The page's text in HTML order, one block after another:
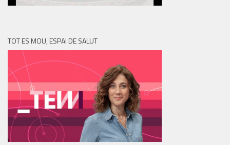
TOT ES MOU, ESPAI DE SALUT